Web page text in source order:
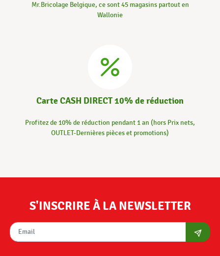
Mr.Bricolage Belgique, ce sont 45 magasins partout en
Wallonie
Carte CASH DIRECT 10% de réduction
Profitez de 10% de réduction pendant 1 an (hors Prix nets,
OUTLET-Dernières pièces et promotions)
S'INSCRIRE À LA NEWSLETTER